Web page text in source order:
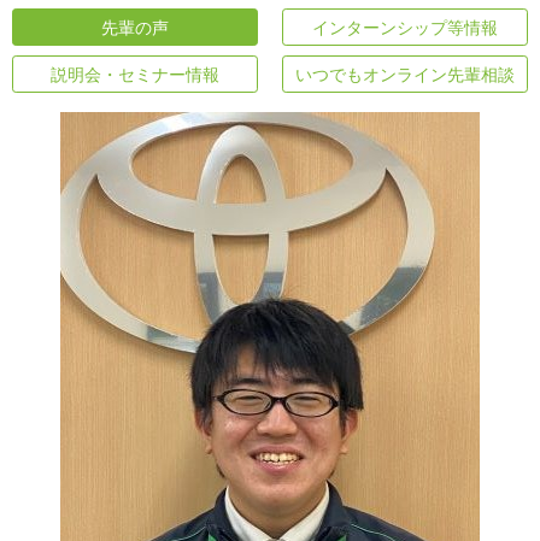
先輩の声 インターンシップ等情報
説明会・セミナー情報 いつでもオンライン先輩相談